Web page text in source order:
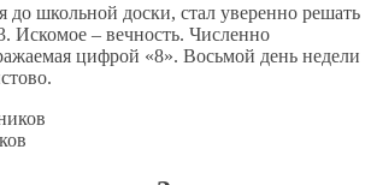
до школьной доски, стал уверенно решать
Искомое – вечность. Численно
цифрой «8». Восьмой день недели